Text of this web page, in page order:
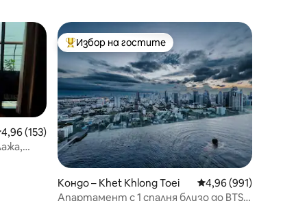
оценка: 4,96 от 5, 153 отзива
4,96 (153)
Най-популярен избор на гостите
Избор на гостите
Кондо – Khet Khlong Toei Средна оценка: 4,96
4,96 (991)
Апартамент с 1 спалня близо до BTS